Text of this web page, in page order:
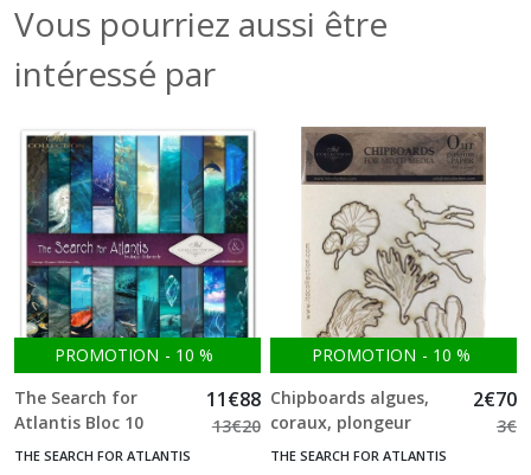
Vous pourriez aussi être
intéressé par
PROMOTION - 10 %
The Search for
Atlantis Bloc 10
feuilles simple face
11€88
13€20
THE SEARCH FOR ATLANTIS
PROMOTION - 10 %
Chipboards algues,
coraux, plongeur
ITDcollection Atlantis
2€70
3€
THE SEARCH FOR ATLANTIS